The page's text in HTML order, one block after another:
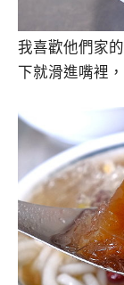
我喜歡他們家
下就滑進嘴裡